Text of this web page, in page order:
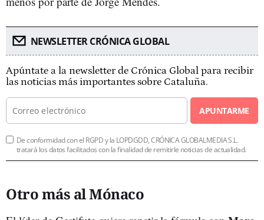
NEWSLETTER CRÓNICA GLOBAL
Apúntate a la newsletter de Crónica Global para recibir
las noticias más importantes sobre Cataluña.
APUNTARME
De conformidad con el RGPD y la LOPDGDD, CRÓNICA GLOBALMEDIA S.L.
tratará los datos facilitados con la finalidad de remitirle noticias de actualidad.
Otro más al Mónaco